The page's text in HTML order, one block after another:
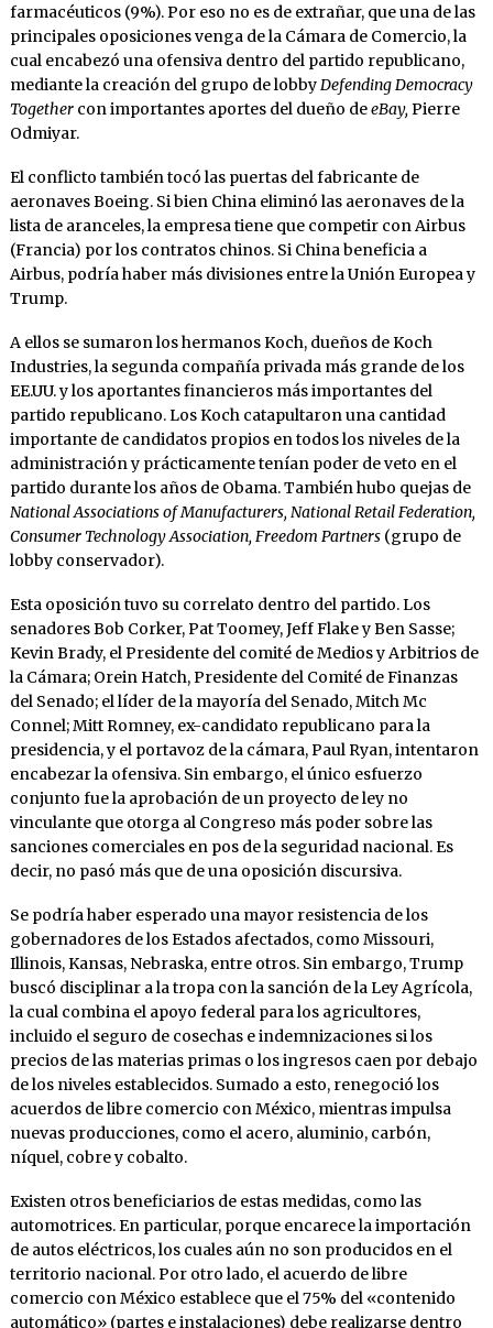
farmacéuticos (9%). Por eso no es de extrañar, que una de las
principales oposiciones venga de la Cámara de Comercio, la
cual encabezó una ofensiva dentro del partido republicano,
mediante la creación del grupo de lobbyDefending Democracy
Togethercon importantes aportes del dueño deeBay, Pierre
Odmiyar.
El conflicto también tocó las puertas del fabricante de
aeronaves Boeing. Si bien China eliminó las aeronaves de la
lista de aranceles, la empresa tiene que competir con Airbus
(Francia) por los contratos chinos. Si China beneficia a
Airbus, podría haber más divisiones entre la Unión Europea y
Trump.
A ellos se sumaron los hermanos Koch, dueños de Koch
Industries, la segunda compañía privada más grande de los
EE.UU. y los aportantes financieros más importantes del
partido republicano. Los Koch catapultaron una cantidad
importante de candidatos propios en todos los niveles de la
administración y prácticamente tenían poder de veto en el
partido durante los años de Obama. También hubo quejas de
National Associations of Manufacturers, National Retail Federation,
Consumer Technology Association, Freedom Partners(grupo de
lobby conservador).
Esta oposición tuvo su correlato dentro del partido. Los
senadores Bob Corker, Pat Toomey, Jeff Flake y Ben Sasse;
Kevin Brady, el Presidente del comité de Medios y Arbitrios de
la Cámara; Orein Hatch, Presidente del Comité de Finanzas
del Senado; el líder de la mayoría del Senado, Mitch Mc
Connel; Mitt Romney, ex-candidato republicano para la
presidencia, y el portavoz de la cámara, Paul Ryan, intentaron
encabezar la ofensiva. Sin embargo, el único esfuerzo
conjunto fue la aprobación de un proyecto de ley no
vinculante que otorga al Congreso más poder sobre las
sanciones comerciales en pos de la seguridad nacional. Es
decir, no pasó más que de una oposición discursiva.
Se podría haber esperado una mayor resistencia de los
gobernadores de los Estados afectados, como Missouri,
Illinois, Kansas, Nebraska, entre otros. Sin embargo, Trump
buscó disciplinar a la tropa con la sanción de la Ley Agrícola,
la cual combina el apoyo federal para los agricultores,
incluido el seguro de cosechas e indemnizaciones si los
precios de las materias primas o los ingresos caen por debajo
de los niveles establecidos. Sumado a esto, renegoció los
acuerdos de libre comercio con México, mientras impulsa
nuevas producciones, como el acero, aluminio, carbón,
níquel, cobre y cobalto.
Existen otros beneficiarios de estas medidas, como las
automotrices. En particular, porque encarece la importación
de autos eléctricos, los cuales aún no son producidos en el
territorio nacional. Por otro lado, el acuerdo de libre
comercio con México establece que el 75% del «contenido
automático» (partes e instalaciones) debe realizarse dentro